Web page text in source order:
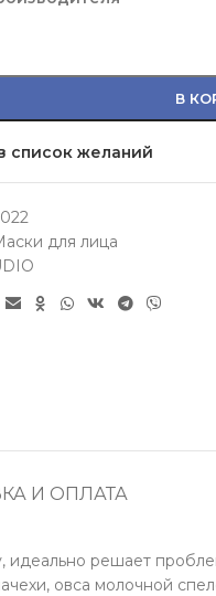
В
список желаний
для лица
И ОПЛАТА
идеально решает
овса молочной